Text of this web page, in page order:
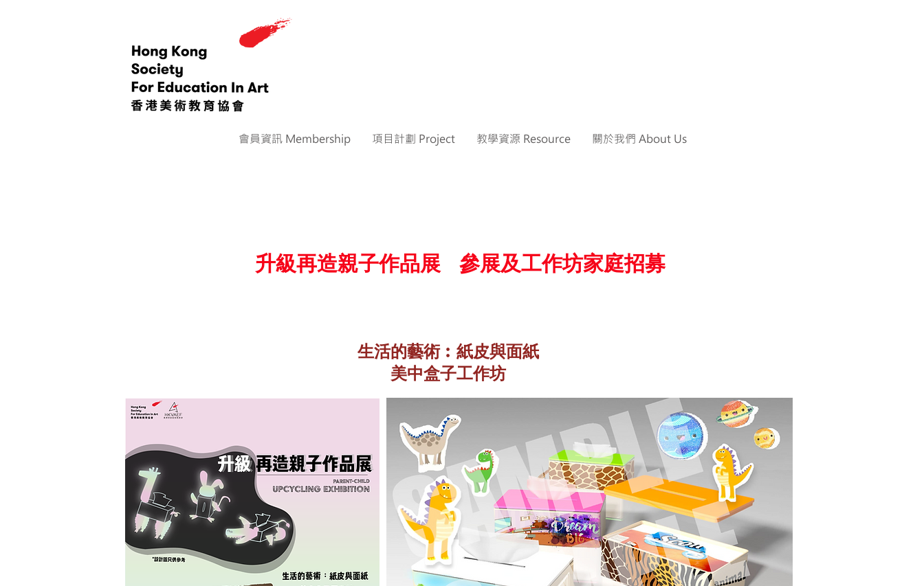
會員資訊 Membership 項目計劃 Project 教學資源 Resource 關於我們 About Us
升級再造親子作品展 參展及工作坊家庭招募
生活的藝術︰紙皮與面紙
​美中盒子工作坊